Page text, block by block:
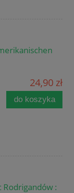
24,90 zł
do koszyka
Rodrigandów :